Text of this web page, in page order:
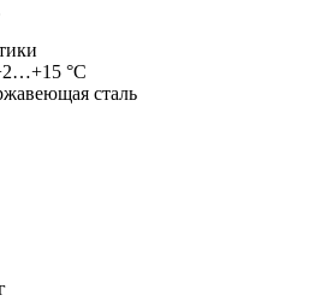
°C
сталь